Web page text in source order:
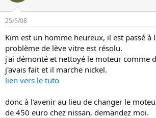
25/5/08
Kim est un homme heureux, il est passé à
problème de lève vitre est résolu.
j'ai démonté et nettoyé le moteur comme
j'avais fait et il marche nickel.
lien vers le tuto
donc à l'avenir au lieu de changer le
de 450 euro chez nissan, demandez moi.